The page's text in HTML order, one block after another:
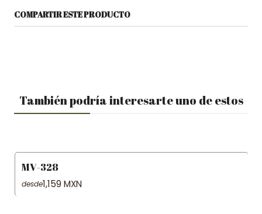
COMPARTIR ESTE PRODUCTO
También podría interesarte uno de estos
MV-328
desde1,159 MXN